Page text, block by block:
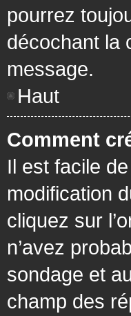
pourrez
décochant la
message.
Haut
Comment
Il est facile
modification
cliquez sur
n’avez
sondage et
champ des